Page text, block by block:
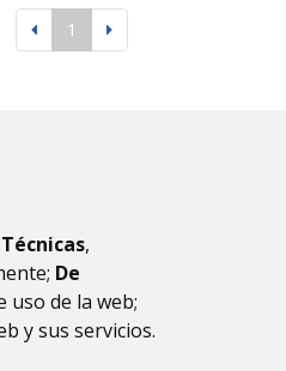
Técnicas,
De
uso de la web;
y sus servicios.
1